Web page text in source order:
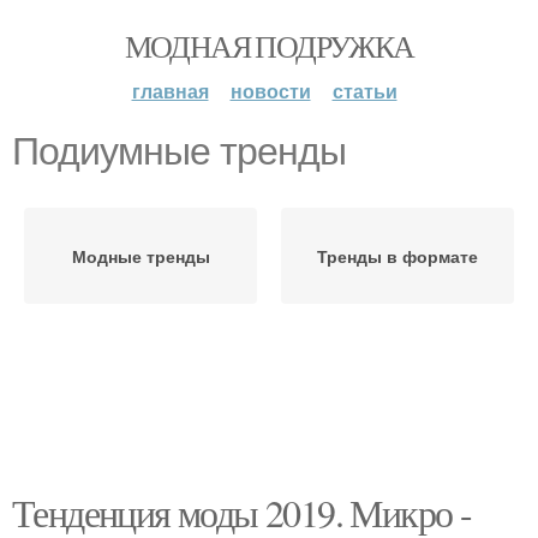
МОДНАЯ ПОДРУЖКА
главная новости статьи
Подиумные тренды
Модные тренды Тренды в формате
Тенденция моды 2019. Микро -